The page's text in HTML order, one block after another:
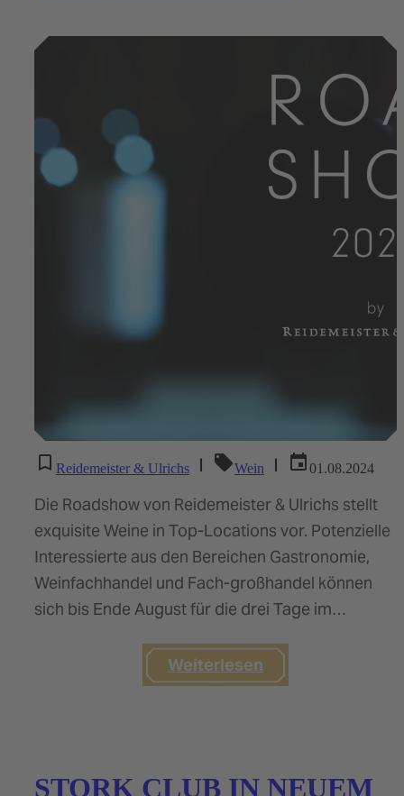
Reidemeister & Ulrichs | Wein | 01.08.2024
Die Roadshow von Reidemeister & Ulrichs stellt
exquisite Weine in Top-Locations vor. Potenzielle
Interessierte aus den Bereichen Gastronomie,
Weinfachhandel und Fach-großhandel können
sich bis Ende August für die drei Tage im
Weiterlesen
STORK CLUB IN NEUEM